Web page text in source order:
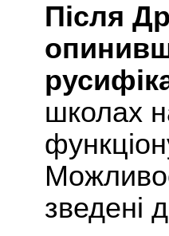
Після
школах
зведені